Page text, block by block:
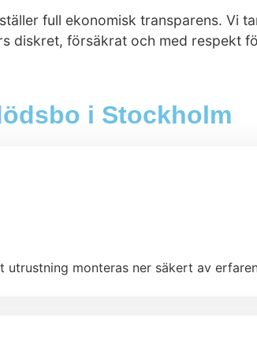
full ekonomisk transparens. Vi
diskret, försäkrat och med respekt
i Stockholm
utrustning monteras ner säkert av